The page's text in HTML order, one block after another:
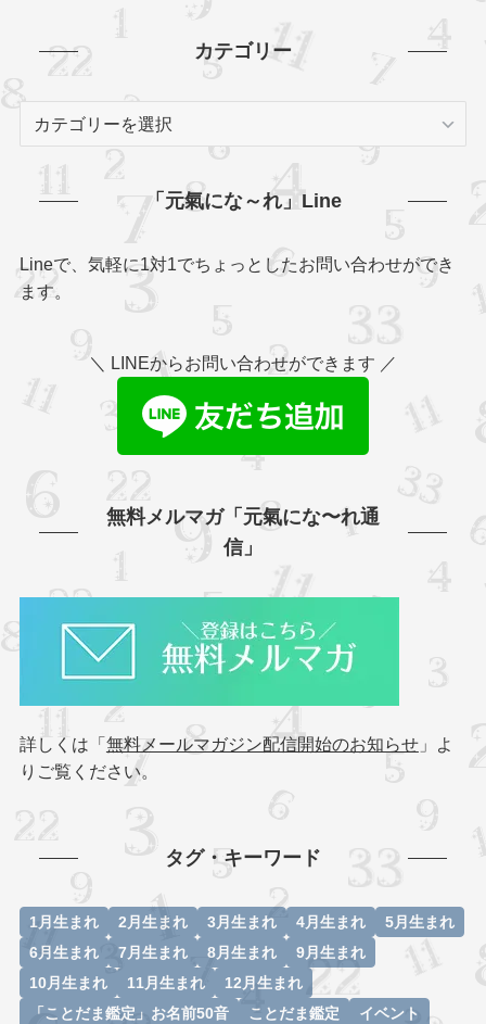
カテゴリー
「元氣にな～れ」Line
Lineで、気軽に1対1でちょっとしたお問い合わせができ
ます。
＼ LINEからお問い合わせができます ／
無料メルマガ「元氣にな〜れ通
信」
詳しくは「無料メールマガジン配信開始のお知らせ」よ
りご覧ください。
タグ・キーワード
1月生まれ 2月生まれ 3月生まれ 4月生まれ
5月生まれ
6月生まれ
7月生まれ 8月生まれ
9月生まれ
10月生まれ
11月生まれ
12月生まれ
「ことだま鑑定」お名前50音
ことだま鑑定 イベント